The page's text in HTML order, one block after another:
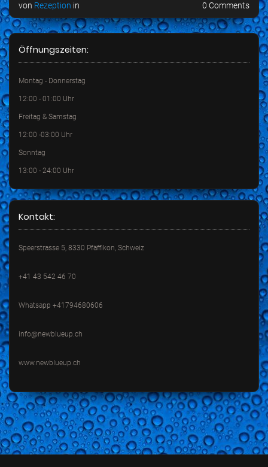
von Rezeption in 0 Comments
Öffnungszeiten:
Montag - Donnerstag
12:00 - 01:00 Uhr
Freitag & Samstag
12:00 -03:00 Uhr
Sonntag
13:00 - 24:00 Uhr
Kontakt:
Speerstrasse 5, 8330 Pfäffikon, Schweiz
+41 43 542 46 70
Whatsapp +41794680606
info@newblueup.ch
www.newblueup.ch